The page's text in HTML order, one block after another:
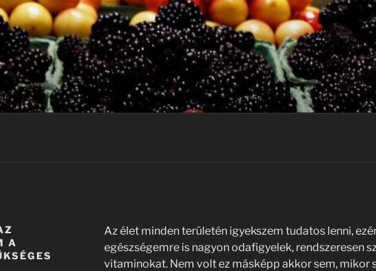
A
Az élet minden területén igyekszem tudatos lenni,
egészségemre is nagyon odafigyelek, rendszeresen
vitaminokat. Nem volt ez másképp akkor sem, mikor